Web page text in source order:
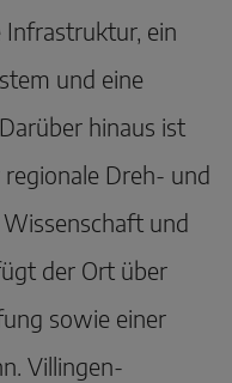
Infrastruktur, ein
und eine
hinaus ist
Dreh- und
und
der Ort über
sowie einer
Villingen-